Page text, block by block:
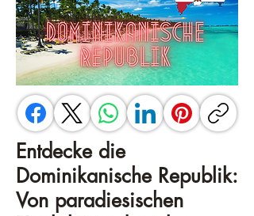
Entdecke die
Dominikanische Republik:
Von paradiesischen